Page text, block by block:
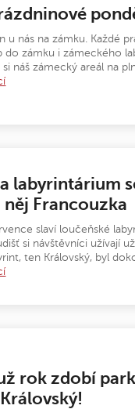
u nás na zámku. Každé
do zámku i zámeckého
náš zámecký areál na
labyrintárium
něj Francouzka
slaví loučeňské
si návštěvníci užívají
ten Královský, byl
rok zdobí